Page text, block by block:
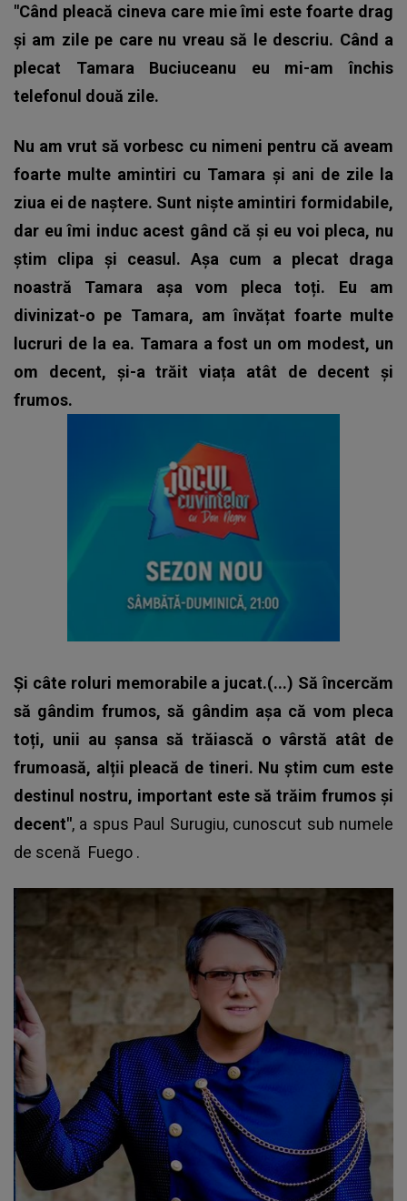
"Când pleacă cineva care mie îmi este foarte drag
și am zile pe care nu vreau să le descriu. Când a
plecat Tamara Buciuceanu eu mi-am închis
telefonul două zile.
Nu am vrut să vorbesc cu nimeni pentru că aveam
foarte multe amintiri cu Tamara și ani de zile la
ziua ei de naștere. Sunt niște amintiri formidabile,
dar eu îmi induc acest gând că și eu voi pleca, nu
știm clipa și ceasul. Așa cum a plecat draga
noastră Tamara așa vom pleca toți. Eu am
divinizat-o pe Tamara, am învățat foarte multe
lucruri de la ea. Tamara a fost un om modest, un
om decent, și-a trăit viața atât de decent și
frumos.
Și câte roluri memorabile a jucat.(...) Să încercăm
să gândim frumos, să gândim așa că vom pleca
toți, unii au șansa să trăiască o vârstă atât de
frumoasă, alții pleacă de tineri. Nu știm cum este
destinul nostru, important este să trăim frumos și
decent", a spus Paul Surugiu, cunoscut sub numele
de scenă Fuego .